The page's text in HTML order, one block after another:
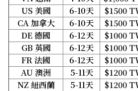
US 美國
6-10天 $1500
CA 加拿大
6-10天 $1500
DE 德國
6-12天 $1000
GB 英國
6-12天 $1000
FR 法國
6-12天 $1000
AU 澳洲
5-11天 $1200
NZ 紐西蘭
5-11天 $1200